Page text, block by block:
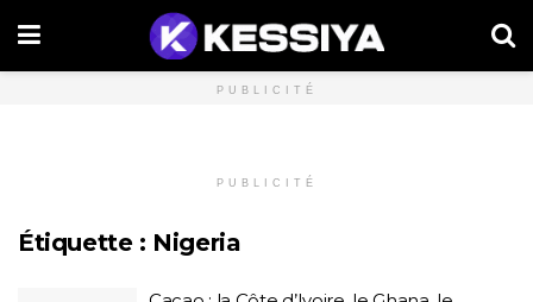
PUBLICITÉ
PUBLICITÉ
Étiquette : Nigeria